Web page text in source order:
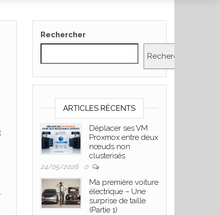
Rechercher
Rechercher
ARTICLES RÉCENTS
Déplacer ses VM
Proxmox entre deux
nœuds non
clusterisés
24/05/2026 0
Ma première voiture
électrique – Une
surprise de taille
(Partie 1)